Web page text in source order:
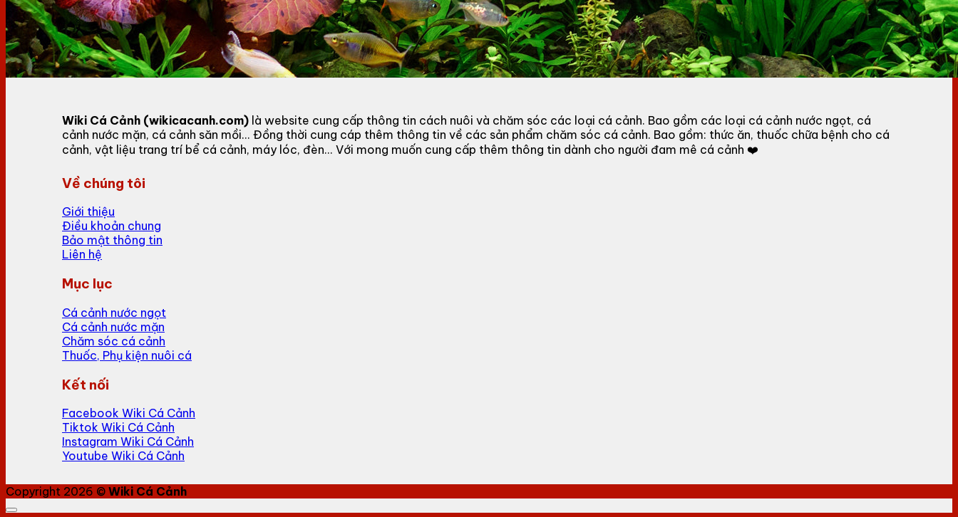
Wiki Cá Cảnh (wikicacanh.com) là website cung cấp thông tin cách nuôi và chăm sóc các loại cá cảnh. Bao gồm các loại cá cảnh nước ngọt, cá
cảnh nước mặn, cá cảnh săn mồi... Đồng thời cung cáp thêm thông tin về các sản phẩm chăm sóc cá cảnh. Bao gồm: thức ăn, thuốc chữa bệnh cho cá
cảnh, vật liệu trang trí bể cá cảnh, máy lóc, đèn... Với mong muốn cung cấp thêm thông tin dành cho người đam mê cá cảnh ❤️
Về chúng tôi
Giới thiệu
Điều khoản chung
Bảo mật thông tin
Liên hệ
Mục lục
Cá cảnh nước ngọt
Cá cảnh nước mặn
Chăm sóc cá cảnh
Thuốc, Phụ kiện nuôi cá
Kết nối
Facebook Wiki Cá Cảnh
Tiktok Wiki Cá Cảnh
Instagram Wiki Cá Cảnh
Youtube Wiki Cá Cảnh
Copyright 2026 © Wiki Cá Cảnh